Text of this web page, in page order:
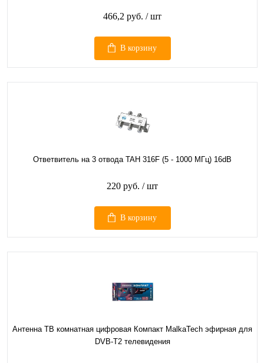
466,2 руб. / шт
В корзину
Ответвитель на 3 отвода TAH 316F (5 - 1000 МГц) 16dB
220 руб. / шт
В корзину
Антенна ТВ комнатная цифровая Компакт MalkaTech эфирная для
DVB-T2 телевидения